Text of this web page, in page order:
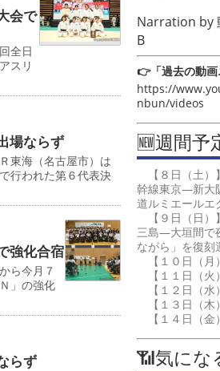
会で
全日
スリ
場ならず
東海（名古屋市）は
行われた第６代表決
強化合宿
ら今月７
」の強化
らず
Narration by
B
👉「過去の動画
https://
nbun/videos
🆕週間予
【８日（土）
幹線東京―新大
道ルミエールエ
【９日（日）
三島―大垣間で
ながら」を復刻
【１０日（月
【１１日（火
【１２日（水
【１３日（木
【１４日（金
📶気にな